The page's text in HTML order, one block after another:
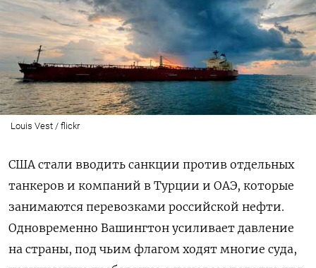
Louis Vest / flickr
США стали вводить санкции против отдельных
танкеров и компаний в Турции и ОАЭ, которые
занимаются перевозками российской нефти.
Одновременно Вашингтон усиливает давление
на страны, под чьим флагом ходят многие суда,